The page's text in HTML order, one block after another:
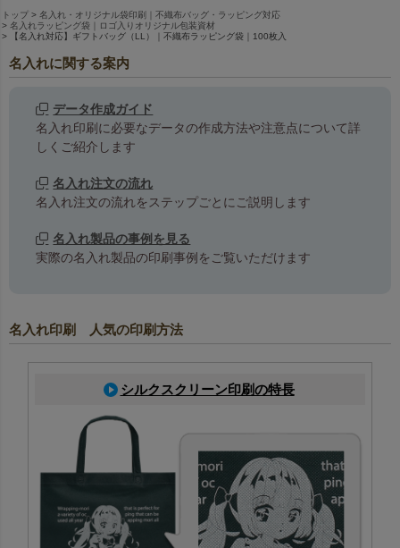
トップ
名入れ・オリジナル袋印刷｜不織布バッグ・ラッピング対応
名入れラッピング袋｜ロゴ入りオリジナル包装資材
【名入れ対応】ギフトバッグ（LL）｜不織布ラッピング袋｜100枚入
名入れに関する案内
データ作成ガイド
名入れ印刷に必要なデータの作成方法や注意点について詳
しくご紹介します
名入れ注文の流れ
名入れ注文の流れをステップごとにご説明します
名入れ製品の事例を見る
実際の名入れ製品の印刷事例をご覧いただけます
名入れ印刷 人気の印刷方法
シルクスクリーン印刷の特長